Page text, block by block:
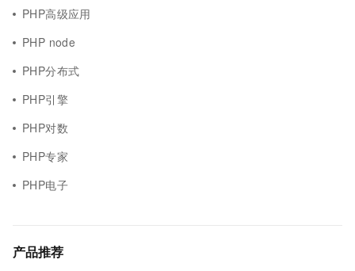
PHP高级应用
PHP node
PHP分布式
PHP引擎
PHP对数
PHP专家
PHP电子
产品推荐